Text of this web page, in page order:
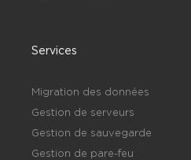
Services
Migration des données
Gestion de serveurs
Gestion de sauvegarde
Gestion de pare-feu